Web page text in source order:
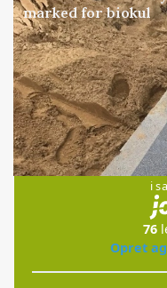
marked for biokul
i
76
Opret